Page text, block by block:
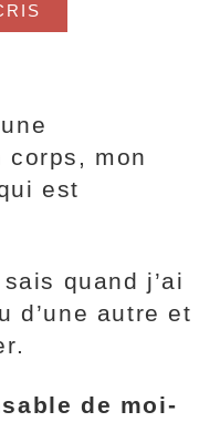
corps, mon
est
quand j’ai
d’une autre et
de moi-